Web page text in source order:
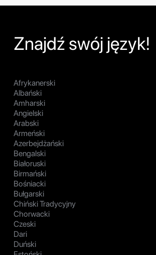
Znajdź swój język!
Afrykanerski
Albański
Amharski
Angielski
Arabski
Armeński
Azerbejdżański
Bengalski
Białoruski
Birmański
Bośniacki
Bułgarski
Chiński Tradycyjny
Chorwacki
Czeski
Dari
Duński